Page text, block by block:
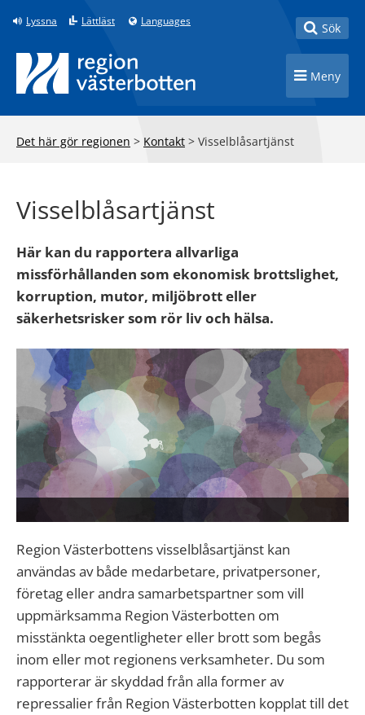
Till innehåll på sidan
Lyssna Lättläst Languages Toggle
Sök
Toggle
Meny
Det här gör regionen > Kontakt > Visselblåsartjänst
Visselblåsartjänst
Här kan du rapportera allvarliga
missförhållanden som ekonomisk brottslighet,
korruption, mutor, miljöbrott eller
säkerhetsrisker som rör liv och hälsa.
Region Västerbottens visselblåsartjänst kan
användas av både medarbetare, privatpersoner,
företag eller andra samarbetspartner som vill
uppmärksamma Region Västerbotten om
misstänkta oegentligheter eller brott som begås
inom eller mot regionens verksamheter. Du som
rapporterar är skyddad från alla former av
repressalier från Region Västerbotten kopplat till det